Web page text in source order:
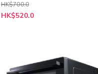
HK$700.0
特
殊
HK$520.0